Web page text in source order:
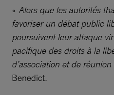
« Alors que les autorités
favoriser un débat public
poursuivent leur attaque
pacifique des droits à la
d’association et de réunion
Benedict.